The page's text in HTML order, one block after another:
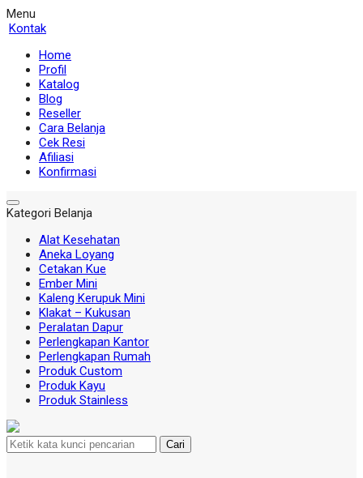
Menu
Kontak
Home
Profil
Katalog
Blog
Reseller
Cara Belanja
Cek Resi
Afiliasi
Konfirmasi
Kategori Belanja
Alat Kesehatan
Aneka Loyang
Cetakan Kue
Ember Mini
Kaleng Kerupuk Mini
Klakat – Kukusan
Peralatan Dapur
Perlengkapan Kantor
Perlengkapan Rumah
Produk Custom
Produk Kayu
Produk Stainless
Cari